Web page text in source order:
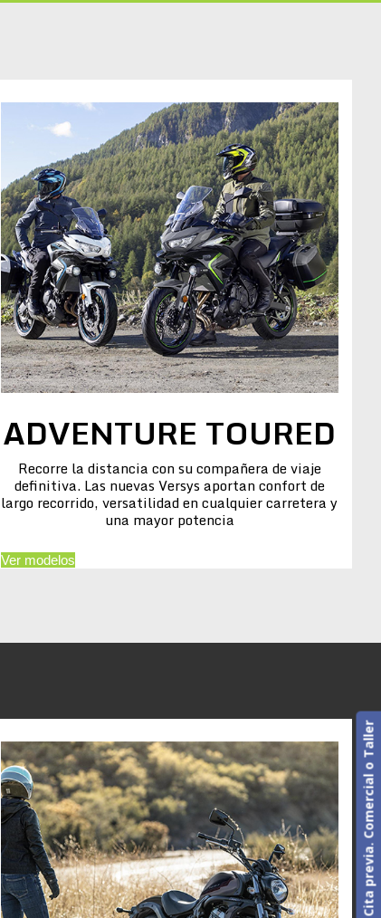
ADVENTURE TOURED
Recorre la distancia con su compañera de viaje
definitiva. Las nuevas Versys aportan confort de
largo recorrido, versatilidad en cualquier carretera y
una mayor potencia
Ver modelos
Cita previa. Comercial o Taller